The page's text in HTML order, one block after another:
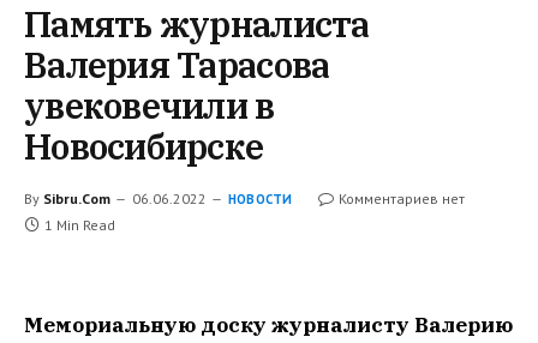
Память журналиста
Валерия Тарасова
увековечили в
Новосибирске
By Sibru.Com 06.06.2022 НОВОСТИ
Комментариев нет
1 Min Read
Мемориальную доску журналисту Валерию